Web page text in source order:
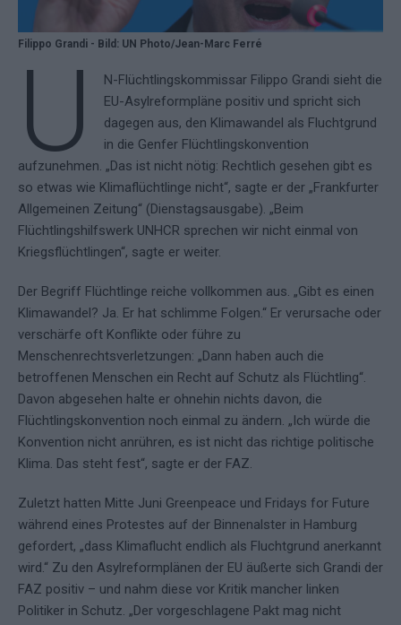
Filippo Grandi - Bild: UN Photo/Jean-Marc Ferré
U
N-Flüchtlingskommissar Filippo Grandi sieht die
EU-Asylreformpläne positiv und spricht sich
dagegen aus, den Klimawandel als Fluchtgrund
in die Genfer Flüchtlingskonvention
aufzunehmen. „Das ist nicht nötig: Rechtlich gesehen gibt es
so etwas wie Klimaflüchtlinge nicht“, sagte er der „Frankfurter
Allgemeinen Zeitung“ (Dienstagsausgabe). „Beim
Flüchtlingshilfswerk UNHCR sprechen wir nicht einmal von
Kriegsflüchtlingen“, sagte er weiter.
Der Begriff Flüchtlinge reiche vollkommen aus. „Gibt es einen
Klimawandel? Ja. Er hat schlimme Folgen.“ Er verursache oder
verschärfe oft Konflikte oder führe zu
Menschenrechtsverletzungen: „Dann haben auch die
betroffenen Menschen ein Recht auf Schutz als Flüchtling“.
Davon abgesehen halte er ohnehin nichts davon, die
Flüchtlingskonvention noch einmal zu ändern. „Ich würde die
Konvention nicht anrühren, es ist nicht das richtige politische
Klima. Das steht fest“, sagte er der FAZ.
Zuletzt hatten Mitte Juni Greenpeace und Fridays for Future
während eines Protestes auf der Binnenalster in Hamburg
gefordert, „dass Klimaflucht endlich als Fluchtgrund anerkannt
wird.“ Zu den Asylreformplänen der EU äußerte sich Grandi der
FAZ positiv – und nahm diese vor Kritik mancher linken
Politiker in Schutz. „Der vorgeschlagene Pakt mag nicht